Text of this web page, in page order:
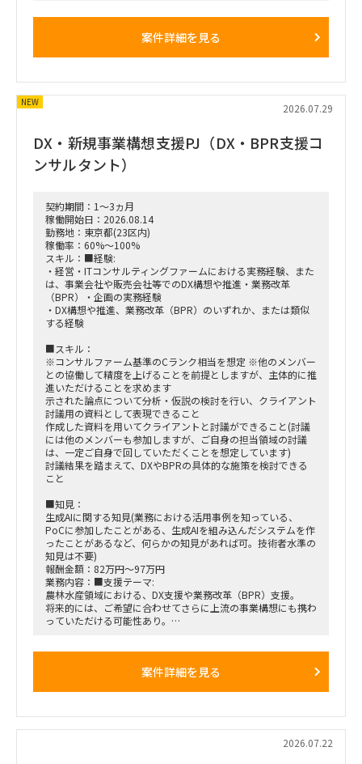
案件詳細を見る
2026.07.29
NEW
DX・新規事業構想支援PJ（DX・BPR支援コ
ンサルタント）
契約期間：1～3ヵ月
稼働開始日：2026.08.14
勤務地：東京都(23区内)
稼働率：60%～100%
スキル：■経験:
・経営・ITコンサルティングファームにおける実務経験、また
は、事業会社や販売会社等でのDX構想や推進・業務改革
（BPR）・企画の実務経験
・DX構想や推進、業務改革（BPR）のいずれか、または類似
する経験
■スキル：
※コンサルファーム基準のCランク相当を想定 ※他のメンバー
との協働して精度を上げることを前提としますが、主体的に推
進いただけることを求めます
示された論点について分析・仮説の検討を行い、クライアント
討議用の資料として表現できること
作成した資料を用いてクライアントと討議ができること(討議
には他のメンバーも参加しますが、ご自身の担当領域の討議
は、一定ご自身で回していただくことを想定しています)
討議結果を踏まえて、DXやBPRの具体的な施策を検討できる
こと
■知見：
生成AIに関する知見(業務における活用事例を知っている、
PoCに参加したことがある、生成AIを組み込んだシステムを作
ったことがあるなど、何らかの知見があれば可。技術者水準の
知見は不要)
報酬金額：82万円～97万円
業務内容：■支援テーマ:
農林水産領域における、DX支援や業務改革（BPR）支援。
将来的には、ご希望に合わせてさらに上流の事業構想にも携わ
っていただける可能性あり。
て叩き台を作成し、他メンバーと協同して精度を上げていきま
案件詳細を見る
2026.07.22